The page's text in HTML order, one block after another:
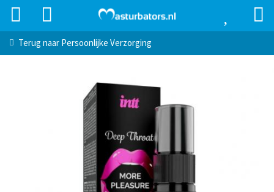
Terug naar Persoonlijke Verzorging